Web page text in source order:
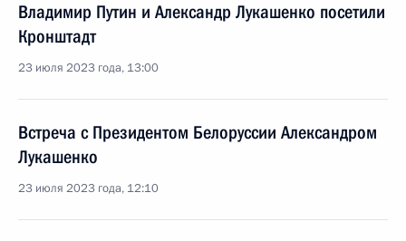
Владимир Путин и Александр Лукашенко посетили
Кронштадт
23 июля 2023 года, 13:00
Встреча с Президентом Белоруссии Александром
Лукашенко
23 июля 2023 года, 12:10